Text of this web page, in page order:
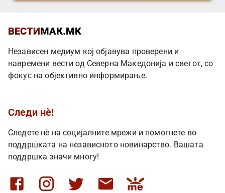
ВЕСТИМАК.MK
Независен медиум кој објавува проверени и
навремени вести од Северна Македонија и светот, со
фокус на објективно информирање.
Следи нè!
Следете нè на социјалните мрежи и помогнете во
поддршката на независното новинарство. Вашата
поддршка значи многу!